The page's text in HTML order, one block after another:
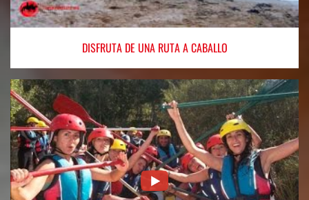
DISFRUTADE UNA RUTA A CABALLO